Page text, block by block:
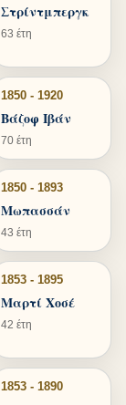
Στρίντμπεργκ
63 έτη
1850 - 1920
Βάζοφ Ιβάν
70 έτη
1850 - 1893
Μωπασσάν
43 έτη
1853 - 1895
Μαρτί Χοσέ
42 έτη
1853 - 1890